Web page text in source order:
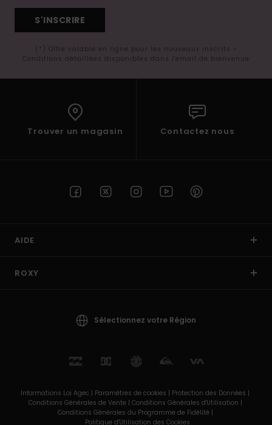
S'INSCRIRE
(*) Offre valable en ligne pour les nouveaux inscrits -
Conditions détaillées disponibles dans l'email de bienvenue
Trouver un magasin Contactez nous
AIDE
ROXY
Sélectionnez votre Région
Informations Loi Agec | Paramètres de cookies | Protection des Données |
Conditions Générales de Vente | Conditions Générales d'Utilisation |
Conditions Générales du Programme de Fidélité |
Politique d'Utilisation des Cookies